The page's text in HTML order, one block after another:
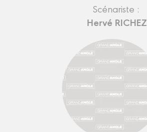
Scénariste :
Hervé RICHEZ